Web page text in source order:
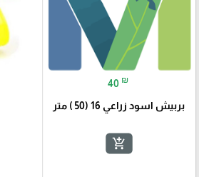
40 ₪
بربيش اسود زراعي 16 (50 ) متر
add_shopping_cart